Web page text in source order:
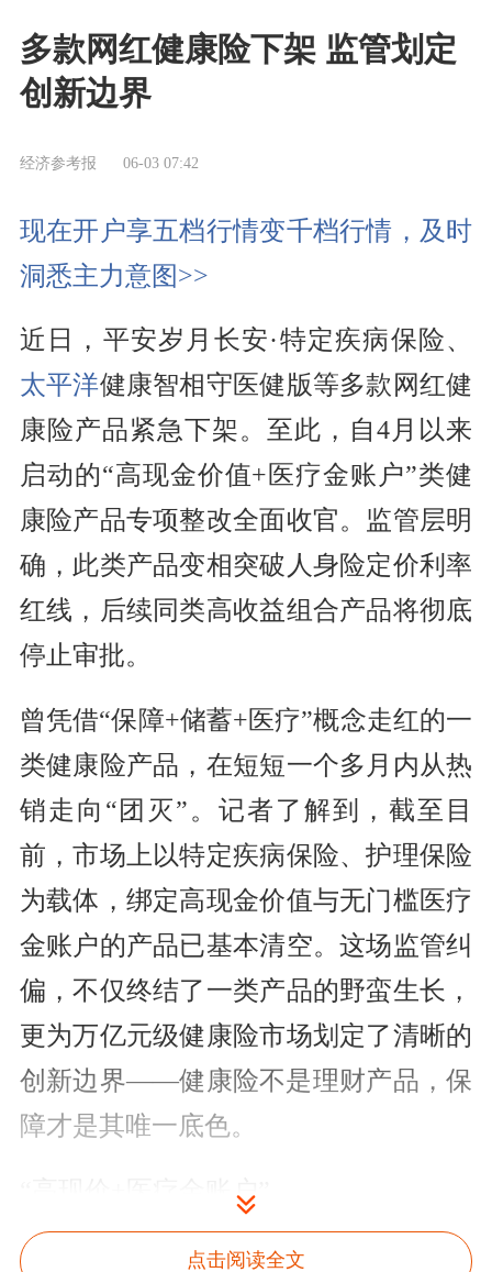
多款网红健康险下架 监管划定
创新边界
经济参考报 06-03 07:42
现在开户享五档行情变千档行情，及时
洞悉主力意图>>
近日，平安岁月长安·特定疾病保险、
太平洋健康智相守医健版等多款网红健
康险产品紧急下架。至此，自4月以来
启动的“高现金价值+医疗金账户”类健
康险产品专项整改全面收官。监管层明
确，此类产品变相突破人身险定价利率
红线，后续同类高收益组合产品将彻底
停止审批。
曾凭借“保障+储蓄+医疗”概念走红的一
类健康险产品，在短短一个多月内从热
销走向“团灭”。记者了解到，截至目
前，市场上以特定疾病保险、护理保险
为载体，绑定高现金价值与无门槛医疗
金账户的产品已基本清空。这场监管纠
偏，不仅终结了一类产品的野蛮生长，
更为万亿元级健康险市场划定了清晰的
创新边界——健康险不是理财产品，保
障才是其唯一底色。
“高现价+医疗金账户”
异化成理财工具点击阅读全文